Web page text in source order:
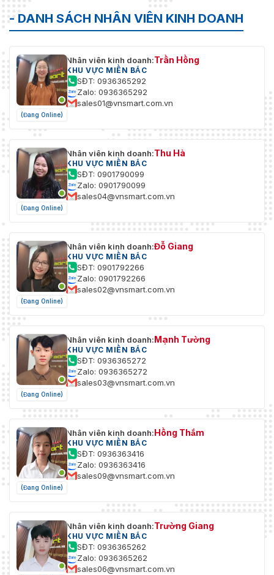
- DANH SÁCH NHÂN VIÊN KINH DOANH
(Đang Online)
Nhân viên kinh doanh:Trần Hồng
KHU VỰC MIỀN BẮC
SĐT: 0936365292
Zalo: 0936365292
sales01@vnsmart.com.vn
(Đang Online)
Nhân viên kinh doanh:Thu Hà
KHU VỰC MIỀN BẮC
SĐT: 0901790099
Zalo: 0901790099
sales04@vnsmart.com.vn
(Đang Online)
Nhân viên kinh doanh:Đỗ Giang
KHU VỰC MIỀN BẮC
SĐT: 0901792266
Zalo: 0901792266
sales02@vnsmart.com.vn
(Đang Online)
Nhân viên kinh doanh:Mạnh Tường
KHU VỰC MIỀN BẮC
SĐT: 0936365272
Zalo: 0936365272
sales03@vnsmart.com.vn
(Đang Online)
Nhân viên kinh doanh:Hồng Thắm
KHU VỰC MIỀN BẮC
SĐT: 0936363416
Zalo: 0936363416
sales09@vnsmart.com.vn
Nhân viên kinh doanh:Trường Giang
KHU VỰC MIỀN BẮC
SĐT: 0936365262
Zalo: 0936365262
sales06@vnsmart.com.vn